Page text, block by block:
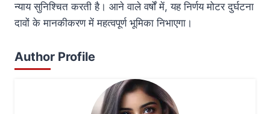
न्याय सुनिश्चित करती है। आने वाले वर्षों में, यह निर्णय मोटर दुर्घटना
दावों के मानकीकरण में महत्वपूर्ण भूमिका निभाएगा।
Author Profile